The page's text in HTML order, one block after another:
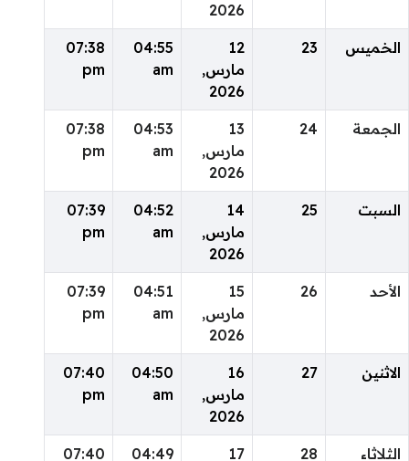
2026
الخميس 23
12
مارس,
2026
04:55
am
07:38
pm
الجمعة 24
13
مارس,
2026
04:53
am
07:38
pm
السبت 25
14
مارس,
2026
04:52
am
07:39
pm
الأحد 26
15
مارس,
2026
04:51
am
07:39
pm
الاثنين 27
16
مارس,
2026
04:50
am
07:40
pm
الثلاثاء 28
17
04:49
07:40